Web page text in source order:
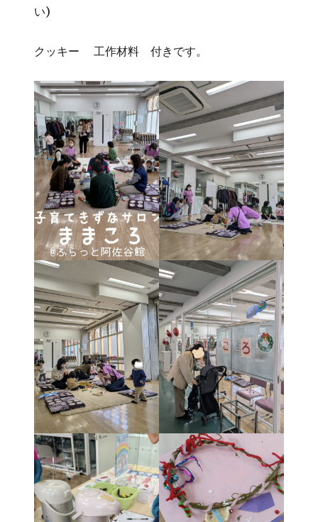
い)
クッキー 工作材料 付きです。